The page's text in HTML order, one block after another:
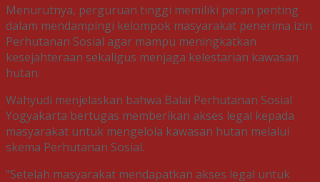
Menurutnya, perguruan tinggi memiliki peran penting
dalam mendampingi kelompok masyarakat penerima izin
Perhutanan Sosial agar mampu meningkatkan
kesejahteraan sekaligus menjaga kelestarian kawasan
hutan.
Wahyudi menjelaskan bahwa Balai Perhutanan Sosial
Yogyakarta bertugas memberikan akses legal kepada
masyarakat untuk mengelola kawasan hutan melalui
skema Perhutanan Sosial.
“Setelah masyarakat mendapatkan akses legal untuk